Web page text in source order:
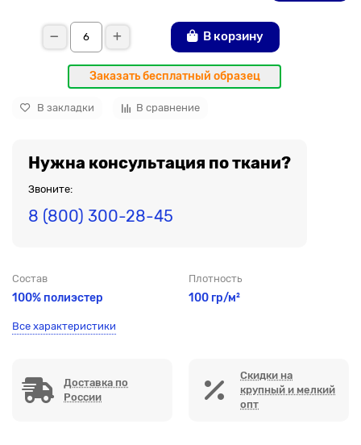
В корзину
Заказать бесплатный образец
В закладки В сравнение
Нужна консультация по ткани?
Звоните:
8 (800) 300-28-45
Состав
100% полиэстер
Плотность
100 гр/м²
Все характеристики
Доставка по
России
Скидки на
крупный и мелкий
опт